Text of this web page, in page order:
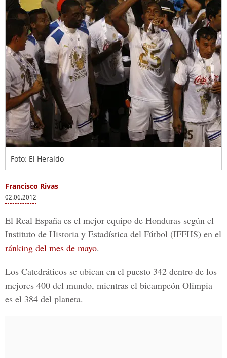
Foto: El Heraldo
Francisco Rivas
02.06.2012
El Real España es el mejor equipo de Honduras según el
Instituto de Historia y Estadística del Fútbol (IFFHS) en el
ránking del mes de mayo.
Los Catedráticos se ubican en el puesto 342 dentro de los
mejores 400 del mundo, mientras el bicampeón Olimpia
es el 384 del planeta.